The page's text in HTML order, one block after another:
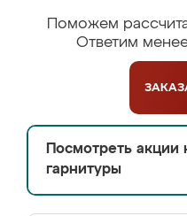
Поможем
Ответим
Посмотреть акции
гарнитуры